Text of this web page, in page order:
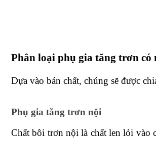
Phân loại phụ gia tăng trơn
Dựa vào bản chất, chúng sẽ được
Phụ gia tăng trơn nội
Chất bôi trơn nội là chất len lỏi vào